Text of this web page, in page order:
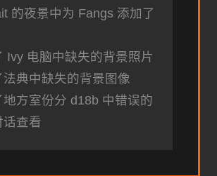
的夜景中为 Fangs 添加了
Ivy 电脑中缺失的背景照片
法典中缺失的背景图像
地方室份分 d18b 中错误的
话查看